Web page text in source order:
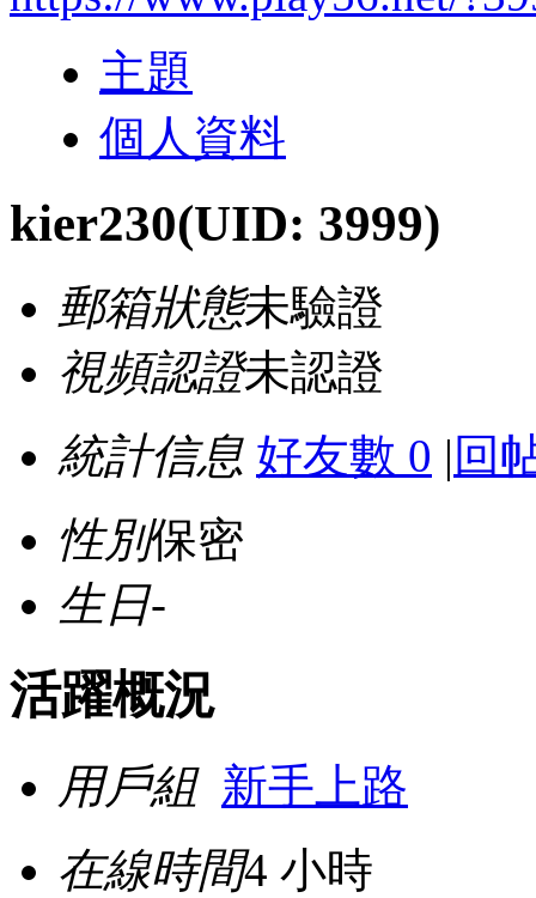
主題
個人資料
kier230(UID: 3999)
郵箱狀態未驗證
視頻認證未認證
統計信息 好友數 0 | 回
性別保密
生日-
活躍概況
用戶組 新手上路
在線時間4 小時